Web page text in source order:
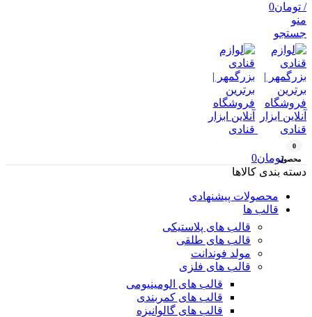
/ تومان0
منو
جستجو
0
محصولتومان0
دسته بندی کالاها
محصولات پیشنهادی
قالب ها
قالب های پلاستیکی
قالب های طلقی
مولد فوندانت
قالب های فلزی
قالب های الومینیومی
قالب های کمربندی
قالب های گالوانیزه